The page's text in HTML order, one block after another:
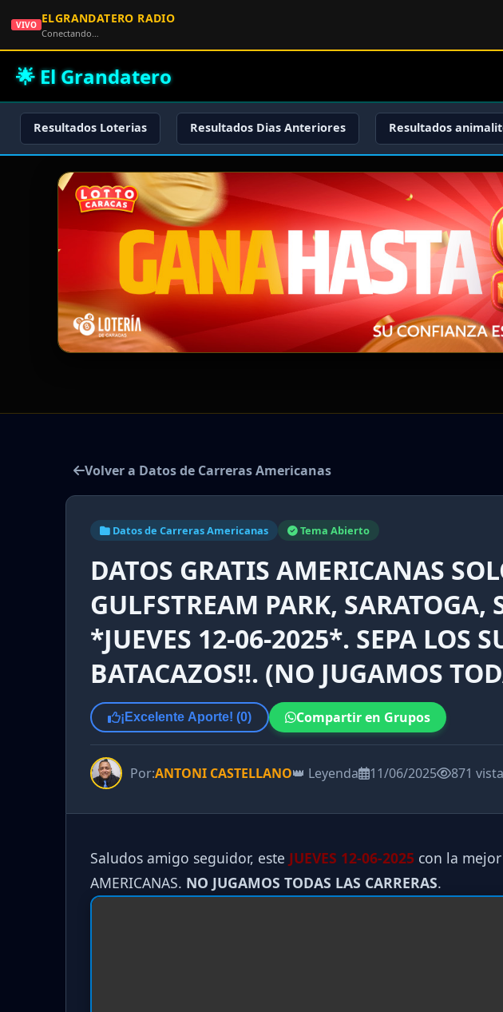
🌟 El Grandatero
Resultados Loterias Resultados Dias Anteriores Resultados
Volver a Datos de Carreras Americanas
Datos de Carreras Americanas Tema Abierto
DATOS GRATIS AMERICANAS
GULFSTREAM PARK, SARATOGA,
*JUEVES 12-06-2025*. SEPA LOS
BATACAZOS!!. (NO JUGAMOS
¡Excelente Aporte! (0) Compartir en Grupos
Por:ANTONI CASTELLANO👑 Leyenda 11/06/2025 871
Saludos amigo seguidor, este JUEVES 12-06-2025 con la
AMERICANAS. NO JUGAMOS TODAS LAS CARRERAS.
VIVO ELGRANDATERO RADIO
Conectando…